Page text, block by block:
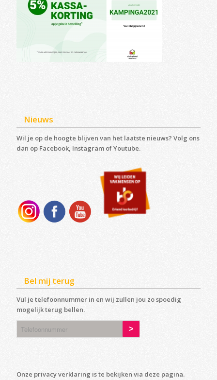
Nieuws
Wil je op de hoogte blijven van het laatste nieuws? Volg ons
dan op Facebook, Instagram of Youtube.
Bel mij terug
Vul je telefoonnummer in en wij zullen jou zo spoedig
mogelijk terug bellen.
Onze privacy verklaring is te bekijken via deze pagina.